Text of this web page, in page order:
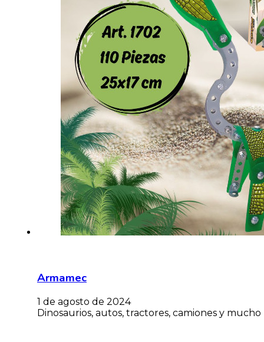
Armamec
1 de agosto de 2024
Dinosaurios, autos, tractores, camiones y